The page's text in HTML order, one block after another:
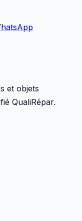
et objets
QualiRépar.